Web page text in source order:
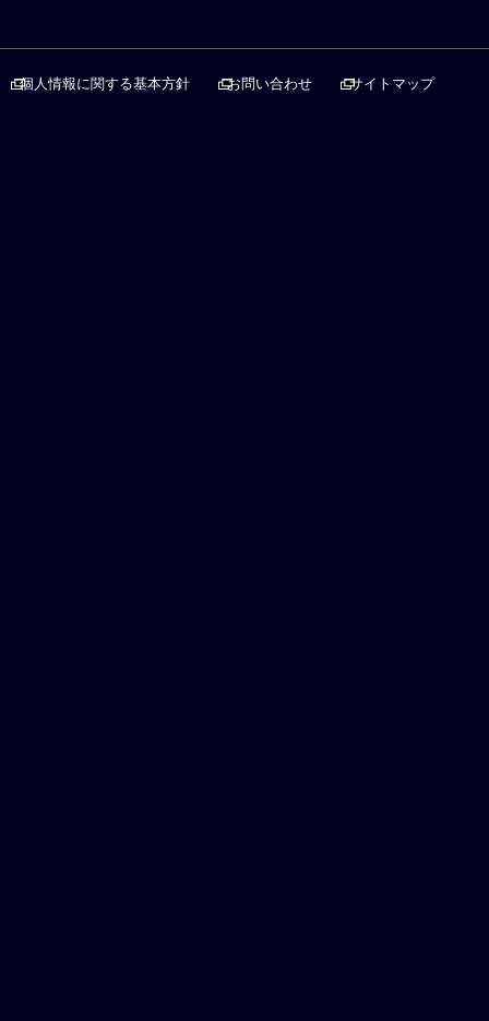
個人情報に関する基本方針 お問い合わせ サイトマップ